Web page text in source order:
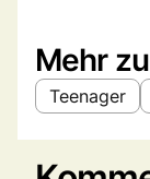
Mehr
Teenager